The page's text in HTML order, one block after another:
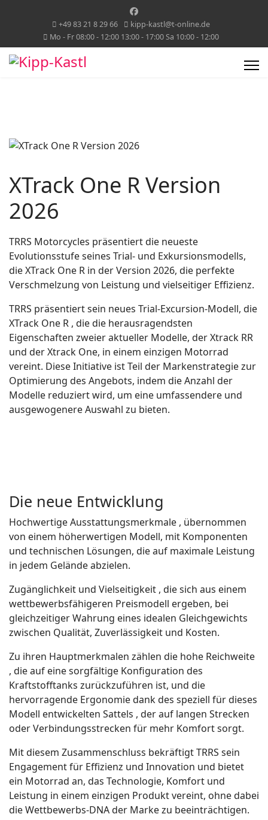
+49 83 21 8 29 66
kipp-kastl@t-online.de
Mo - Fr 08:00 - 12:00 13:00 - 17:00 Sa 10:00 - 12:00
XTrack One R Version
2026
TRRS Motorcycles präsentiert die neueste
Evolutionsstufe seines Trial- und Exkursionsmodells,
die XTrack One R in der Version 2026, die perfekte
Verschmelzung von Leistung und vielseitiger Effizienz.
TRRS präsentiert sein neues Trial-Excursion-Modell, die
XTrack One R , die die herausragendsten
Eigenschaften zweier aktueller Modelle, der Xtrack RR
und der Xtrack One, in einem einzigen Motorrad
vereint. Diese Initiative ist Teil der Markenstrategie zur
Optimierung des Angebots, indem die Anzahl der
Modelle reduziert wird, um eine umfassendere und
ausgewogenere Auswahl zu bieten.
Die neue Entwicklung
Hochwertige Ausstattungsmerkmale , übernommen
von einem höherwertigen Modell, mit Komponenten
und technischen Lösungen, die auf maximale Leistung
in jedem Gelände abzielen.
Zugänglichkeit und Vielseitigkeit , die sich aus einem
wettbewerbsfähigeren Preismodell ergeben, bei
gleichzeitiger Wahrung eines idealen Gleichgewichts
zwischen Qualität, Zuverlässigkeit und Kosten.
Zu ihren Hauptmerkmalen zählen die hohe Reichweite
, die auf eine sorgfältige Konfiguration des
Kraftstofftanks zurückzuführen ist, und die
hervorragende Ergonomie dank des speziell für dieses
Modell entwickelten Sattels , der auf langen Strecken
oder Verbindungsstrecken für mehr Komfort sorgt.
Mit diesem Zusammenschluss bekräftigt TRRS sein
Engagement für Effizienz und Innovation und bietet
ein Motorrad an, das Technologie, Komfort und
Leistung in einem einzigen Produkt vereint, ohne dabei
die Wettbewerbs-DNA der Marke zu beeinträchtigen.